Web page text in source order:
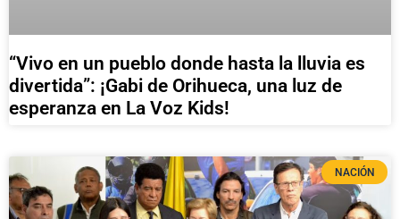
“Vivo en un pueblo donde hasta la lluvia es
divertida”: ¡Gabi de Orihueca, una luz de
esperanza en La Voz Kids!
NACIÓN